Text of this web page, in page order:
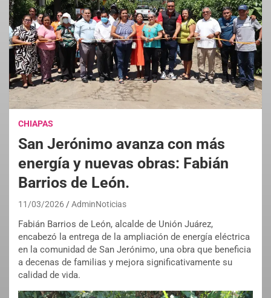
CHIAPAS
San Jerónimo avanza con más
energía y nuevas obras: Fabián
Barrios de León.
11/03/2026 AdminNoticias
Fabián Barrios de León, alcalde de Unión Juárez,
encabezó la entrega de la ampliación de energía eléctrica
en la comunidad de San Jerónimo, una obra que beneficia
a decenas de familias y mejora significativamente su
calidad de vida.